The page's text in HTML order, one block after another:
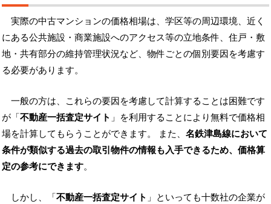
実際の中古マンションの価格相場は、学区等の周辺環境、近く
にある公共施設・商業施設へのアクセス等の立地条件、住戸・敷
地・共有部分の維持管理状況など、物件ごとの個別要因を考慮す
る必要があります。
一般の方は、これらの要因を考慮して計算することは困難です
が「不動産一括査定サイト 」を利用することにより無料で価格相
場を計算してもらうことができます。 また、 名鉄津島線において
条件が類似する過去の取引物件の情報も入手できるため、価格算
定の参考にできます。
しかし、「不動産一括査定サイト 」といっても十数社の企業が